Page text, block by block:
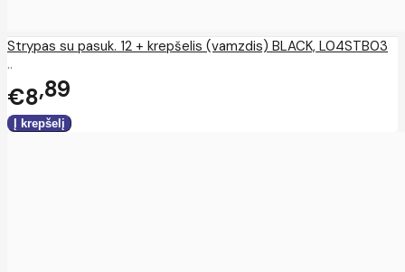
Strypas su pasuk. 12 + krepšelis (vamzdis) BLACK, L04STB03
..
€8 89